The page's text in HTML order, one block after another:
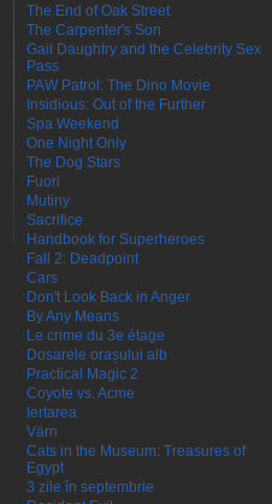
The End of Oak Street
The Carpenter's Son
Gail Daughtry and the Celebrity Sex
Pass
PAW Patrol: The Dino Movie
Insidious: Out of the Further
Spa Weekend
One Night Only
The Dog Stars
Fuori
Mutiny
Sacrifice
Handbook for Superheroes
Fall 2: Deadpoint
Cars
Don't Look Back in Anger
By Any Means
Le crime du 3e étage
Dosarele orașului alb
Practical Magic 2
Coyote vs. Acme
Iertarea
Värn
Cats in the Museum: Treasures of
Egypt
3 zile în septembrie